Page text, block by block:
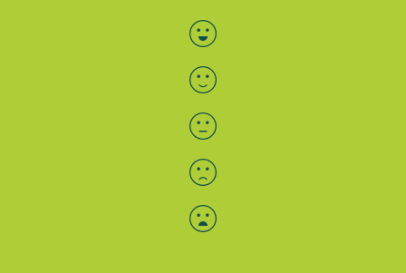
Bewertung auswählen